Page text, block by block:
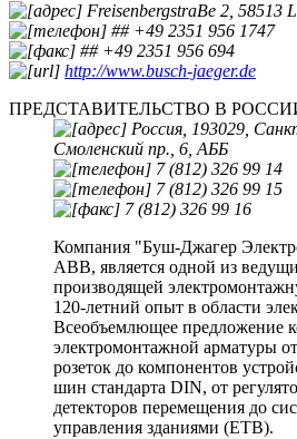
FreisenbergstraBe 2, 58513
## +49 2351 956 1747
## +49 2351 956 694
http://www.busch-jaeger.de
ПРЕДСТАВИТЕЛЬСТВО В
Россия, 193029,
Смоленский пр., 6, АББ
7 (812) 326 99 14
7 (812) 326 99 15
7 (812) 326 99 16
Компания "Буш-Джагер
ABB, является одной из
производящей
120-летний опыт в области
Всеобъемлющее предложение
электромонтажной арматуры
розеток до компонентов
шин стандарта DIN, от
детекторов перемещения до
управления зданиями (ЕТВ).